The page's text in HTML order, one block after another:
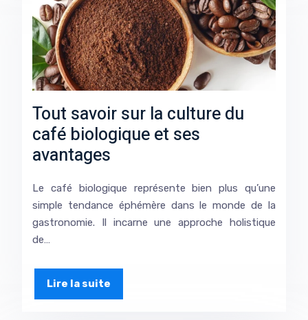
Tout savoir sur la culture du
café biologique et ses
avantages
Le café biologique représente bien plus qu’une
simple tendance éphémère dans le monde de la
gastronomie. Il incarne une approche holistique
de…
Lire la suite